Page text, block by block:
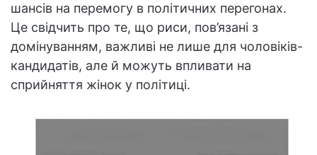
шансів на перемогу в політичних перегонах.
Це свідчить про те, що риси, пов’язані з
домінуванням, важливі не лише для чоловіків-
кандидатів, але й можуть впливати на
сприйняття жінок у політиці.